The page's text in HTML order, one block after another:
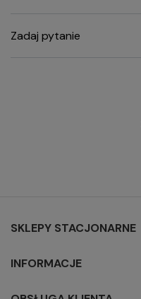
Zadaj pytanie
SKLEPY STACJONARNE
INFORMACJE